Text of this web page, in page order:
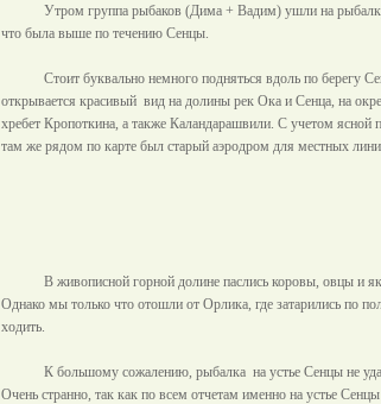
Утром группа рыбаков (Дима + Вадим) ушли на
что была выше по течению Сенцы.
Стоит буквально немного подняться вдоль по берегу
открывается красивый вид на долины рек Ока и Сенца, на
хребет Кропоткина, а также Каландарашвили. С учетом
там же рядом по карте был старый аэродром для местных
В живописной горной долине паслись коровы, овцы и
Однако мы только что отошли от Орлика, где затарились по
ходить.
К большому сожалению, рыбалка на устье Сенцы не
Очень странно, так как по всем отчетам именно на устье